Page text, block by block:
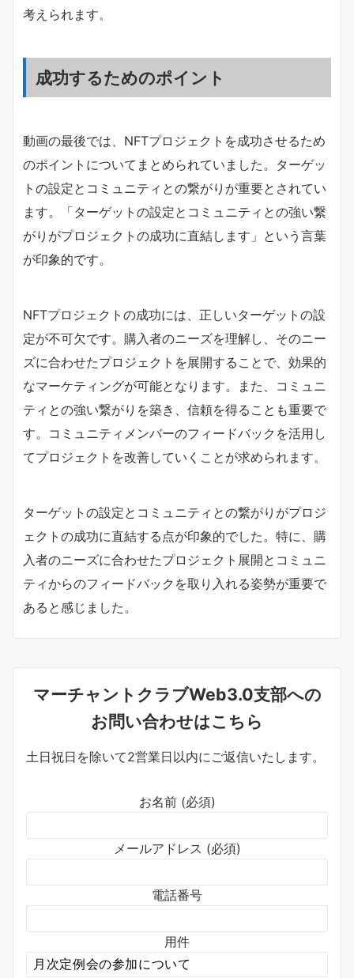
考えられます。
成功するためのポイント
動画の最後では、NFTプロジェクトを成功させるため
のポイントについてまとめられていました。ターゲッ
トの設定とコミュニティとの繋がりが重要とされてい
ます。「ターゲットの設定とコミュニティとの強い繋
がりがプロジェクトの成功に直結します」という言葉
が印象的です。
NFTプロジェクトの成功には、正しいターゲットの設
定が不可欠です。購入者のニーズを理解し、そのニー
ズに合わせたプロジェクトを展開することで、効果的
なマーケティングが可能となります。また、コミュニ
ティとの強い繋がりを築き、信頼を得ることも重要で
す。コミュニティメンバーのフィードバックを活用し
てプロジェクトを改善していくことが求められます。
ターゲットの設定とコミュニティとの繋がりがプロジ
ェクトの成功に直結する点が印象的でした。特に、購
入者のニーズに合わせたプロジェクト展開とコミュニ
ティからのフィードバックを取り入れる姿勢が重要で
あると感じました。
マーチャントクラブWeb3.0支部への
お問い合わせはこちら
土日祝日を除いて2営業日以内にご返信いたします。
お名前 (必須)
メールアドレス (必須)
電話番号
用件